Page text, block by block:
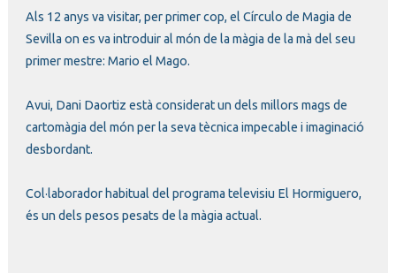
Als 12 anys va visitar, per primer cop, el Círculo de Magia de
Sevilla on es va introduir al món de la màgia de la mà del seu
primer mestre: Mario el Mago.
Avui, Dani Daortiz està considerat un dels millors mags de
cartomàgia del món per la seva tècnica impecable i imaginació
desbordant.
Col·laborador habitual del programa televisiu El Hormiguero,
és un dels pesos pesats de la màgia actual.